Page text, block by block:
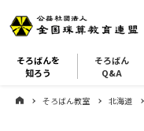
そろばんを
知ろう
そろばん
Q&A
そろばん教室 北海道